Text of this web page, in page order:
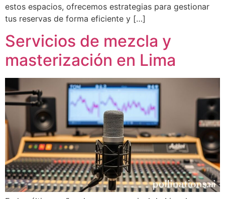
estos espacios, ofrecemos estrategias para gestionar
tus reservas de forma eficiente y […]
Servicios de mezcla y
masterización en Lima